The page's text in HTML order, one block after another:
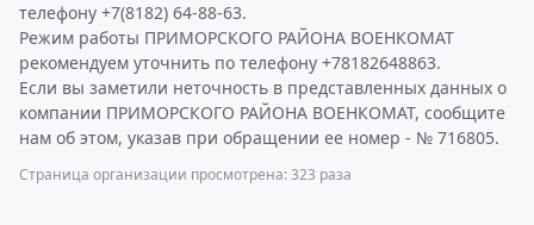
телефону +7(8182) 64-88-63.
Режим работы ПРИМОРСКОГО РАЙОНА ВОЕНКОМАТ
рекомендуем уточнить по телефону +78182648863.
Если вы заметили неточность в представленных данных о
компании ПРИМОРСКОГО РАЙОНА ВОЕНКОМАТ, сообщите
нам об этом, указав при обращении ее номер - № 716805.
Страница организации просмотрена: 323 раза